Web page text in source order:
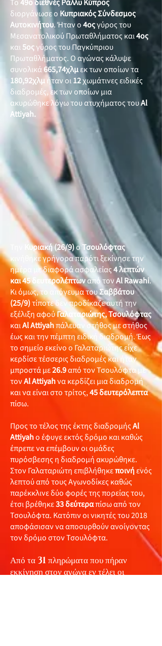
Το49ο διεθνές Ράλλυ Κύπρος
διοργάνωσε ο Κυπριακός Σύνδεσμος
Αυτοκινήτου. Ήταν ο4οςγύρος του
Μεσανατολικού Πρωταθλήματος και4ος
και5οςγύρος του Παγκύπριου
Πρωταθλήματος. Ο αγώνας κάλυψε
συνολικά665,74χλμεκ των οποίων τα
180,92χλμήταν οι12χωμάτινες ειδικές
διαδρομές, εκ των οποίων μια
ακυρώθηκε λόγω του ατυχήματος τουAl
Attiyah.
Κυριακή (26/9)οΤσουλόφτας
κινήθηκε γρήγορα παρότι ξεκίνησε την
ημέρα με διαφορά ασφαλείας4 λεπτών
και 45 δευτερολέπτωναπό τονAl Rawahi.
Κι όμως, το απόγευμα τουΣαββάτου
(25/9)τίποτε δεν προδίκαζε αυτή την
εξέλιξη αφούΓαλαταριώτης, Τσουλόφτας
καιAl Attiyahπάλευαν στήθος με στήθος
έως και την πέμπτη ειδική διαδρομή. Έως
το σημείο εκείνο ο Γαλαταριώτης είχε
κερδίσε τέσσερις διαδρομές και ήταν
μπροστά με26.9από τον Τσουλόφτα με
τονAl Attiyahνα κερδίζει μια διαδρομή
και να είναι στο τρίτος,45δευτερόλεπτα
πίσω.
Προς το τέλος της έκτης διαδρομήςAl
Attiyahο έφυγε εκτός δρόμο και καθώς
έπρεπε να επέμβουν οι ομάδες
πυρόσβεσης η διαδρομή ακυρώθηκε.
Στον Γαλαταριώτη επιβλήθηκεποινήενός
λεπτού από τους Αγωνοδίκες καθώς
παρέκκλινε δύο φορές της πορείας του,
έτσι βρέθηκε33 δεύτεραπίσω από τον
Τσουλόφτα. Κατόπιν οι νικητές του 2018
αποφάσισαν να αποσυρθούν ανοίγοντας
τον δρόμο στον Τσουλόφτα.
Από τα 31 πληρώματα που πήραν
εκκίνηση στον αγώνα εν τέλει οι